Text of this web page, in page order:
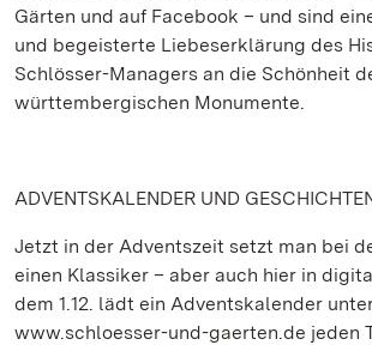
Gärten und auf Facebook – und sind
und begeisterte Liebeserklärung des
Schlösser-Managers an die Schönheit
württembergischen Monumente.
ADVENTSKALENDER UND
Jetzt in der Adventszeit setzt man bei
einen Klassiker – aber auch hier in
dem 1.12. lädt ein Adventskalender
www.schloesser-und-gaerten.de jeden